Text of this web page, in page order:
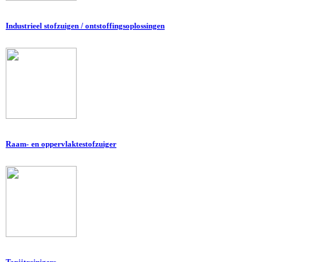
Industrieel stofzuigen / ontstoffingsoplossingen
Raam- en oppervlaktestofzuiger